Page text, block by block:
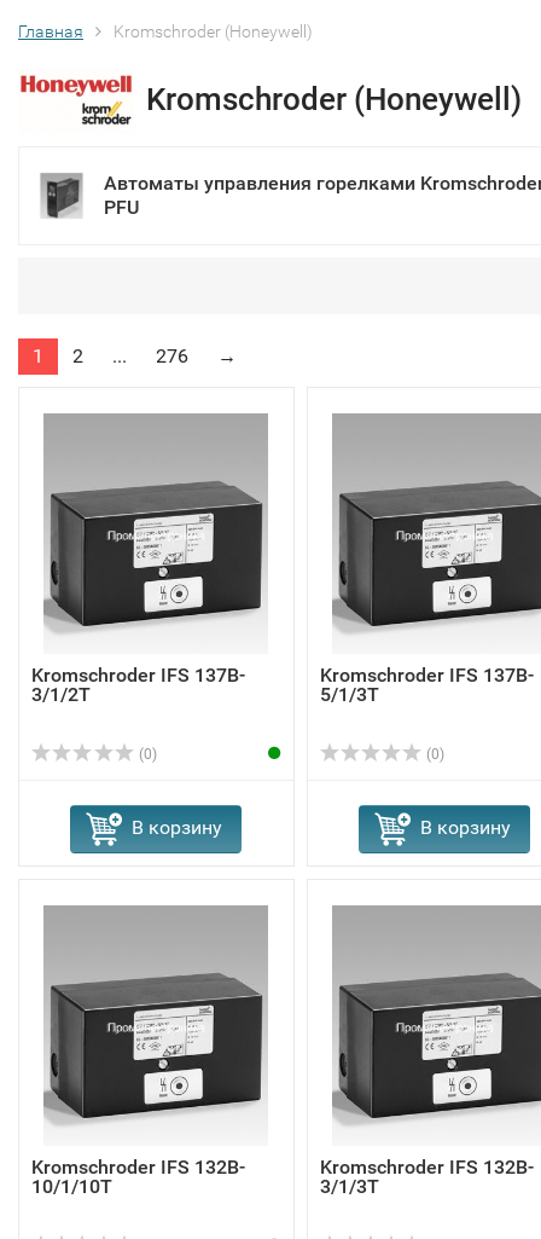
Главная Kromschroder (Honeywell)
Kromschroder (Honeywell)
Автоматы управления горелками
PFU
1 2 ... 276 →
Kromschroder IFS 137B-
3/1/2T
(0)
В корзину
Kromschroder IFS 137B-
5/1/3T
(0)
В корзину
Kromschroder IFS 132B-
10/1/10T
Kromschroder IFS 132B-
3/1/3T